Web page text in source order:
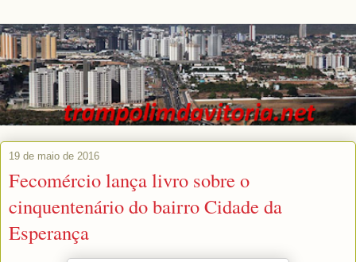
19 de maio de 2016
Fecomércio lança livro sobre o
cinquentenário do bairro Cidade da
Esperança